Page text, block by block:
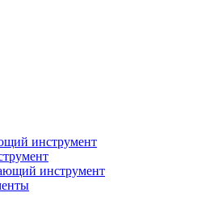
инструмент
инструмент